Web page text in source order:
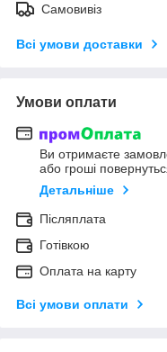
Самовивіз
Всі умови доставки
Умови оплати
Ви отримаєте
або гроші
Детальніше
Післяплата
Готівкою
Оплата на карту
Всі умови оплати